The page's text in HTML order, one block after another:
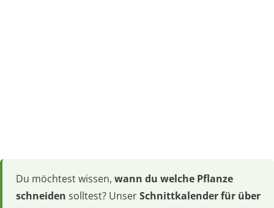
Du möchtest wissen, wann du welche Pflanze
schneiden solltest? UnserSchnittkalender für über